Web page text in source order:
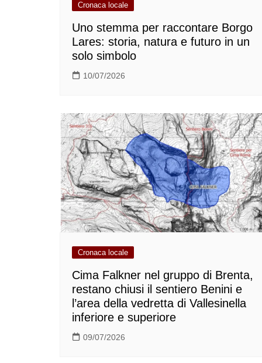
Cronaca locale
Uno stemma per raccontare Borgo
Lares: storia, natura e futuro in un
solo simbolo
10/07/2026
Cronaca locale
Cima Falkner nel gruppo di Brenta,
restano chiusi il sentiero Benini e
l’area della vedretta di Vallesinella
inferiore e superiore
09/07/2026